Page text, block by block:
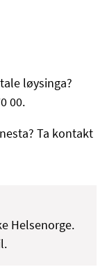
løysinga?
00.
Ta kontakt
Helsenorge.